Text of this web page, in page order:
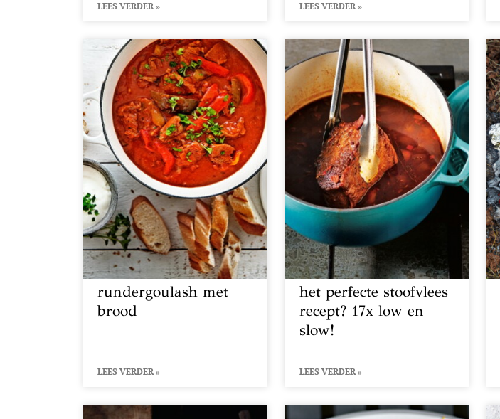
LEES VERDER » LEES VERDER »
rundergoulash met
brood
LEES VERDER »
het perfecte stoofvlees
recept? 17x low en
slow!
LEES VERDER »